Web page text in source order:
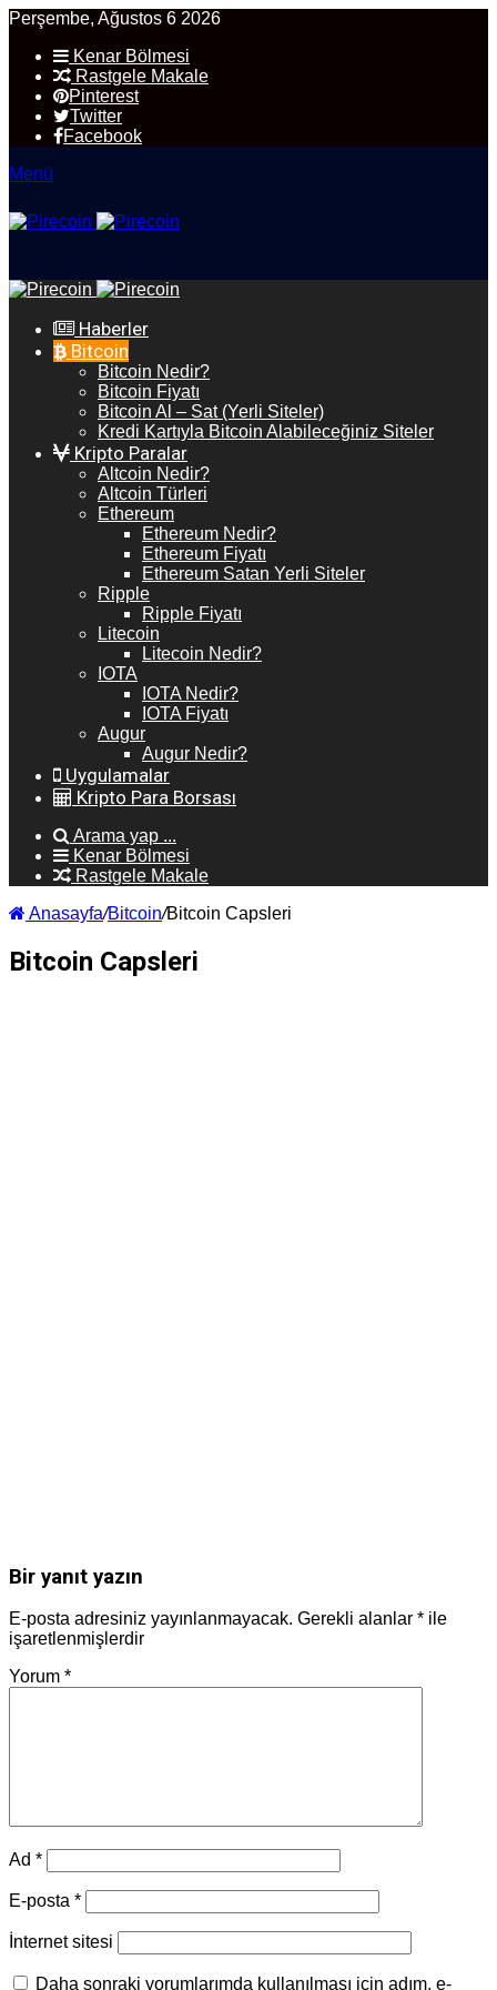
Perşembe, Ağustos 6 2026
Kenar Bölmesi
Rastgele Makale
Pinterest
Twitter
Facebook
Menü
Haberler
Bitcoin
Bitcoin Nedir?
Bitcoin Fiyatı
Bitcoin Al – Sat (Yerli Siteler)
Kredi Kartıyla Bitcoin Alabileceğiniz Siteler
Kripto Paralar
Altcoin Nedir?
Altcoin Türleri
Ethereum
Ethereum Nedir?
Ethereum Fiyatı
Ethereum Satan Yerli Siteler
Ripple
Ripple Fiyatı
Litecoin
Litecoin Nedir?
IOTA
IOTA Nedir?
IOTA Fiyatı
Augur
Augur Nedir?
Uygulamalar
Kripto Para Borsası
Arama yap ...
Kenar Bölmesi
Rastgele Makale
Anasayfa/Bitcoin/Bitcoin Capsleri
Bitcoin Capsleri
Bir yanıt yazın
E-posta adresiniz yayınlanmayacak. Gerekli alanlar * ile
işaretlenmişlerdir
Yorum *
Ad *
E-posta *
İnternet sitesi
Daha sonraki yorumlarımda kullanılması için adım, e-